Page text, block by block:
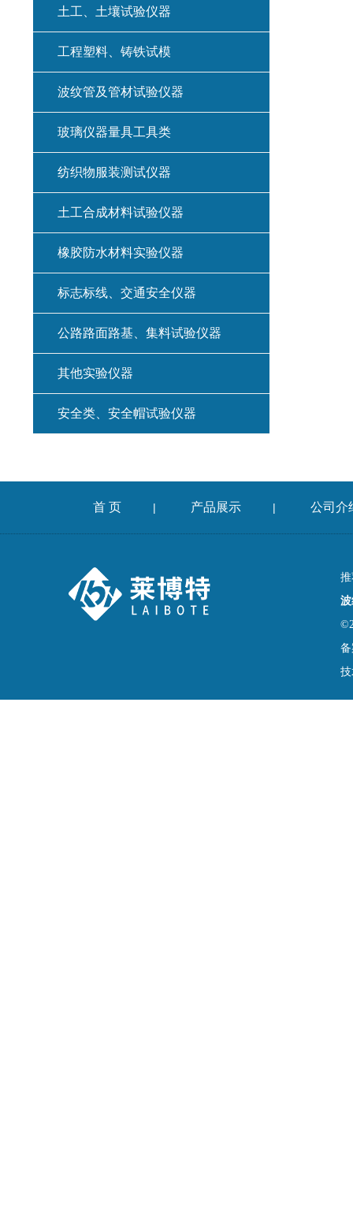
土工、土壤试验仪器
工程塑料、铸铁试模
波纹管及管材试验仪器
玻璃仪器量具工具类
纺织物服装测试仪器
土工合成材料试验仪器
橡胶防水材料实验仪器
标志标线、交通安全仪器
公路路面路基、集料试验仪器
其他实验仪器
安全类、安全帽试验仪器
首 页 | 产品展示 | 公司介
备